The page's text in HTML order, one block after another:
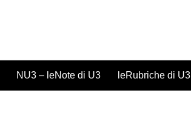
NU3 – leNote di U3 leRubriche di U3